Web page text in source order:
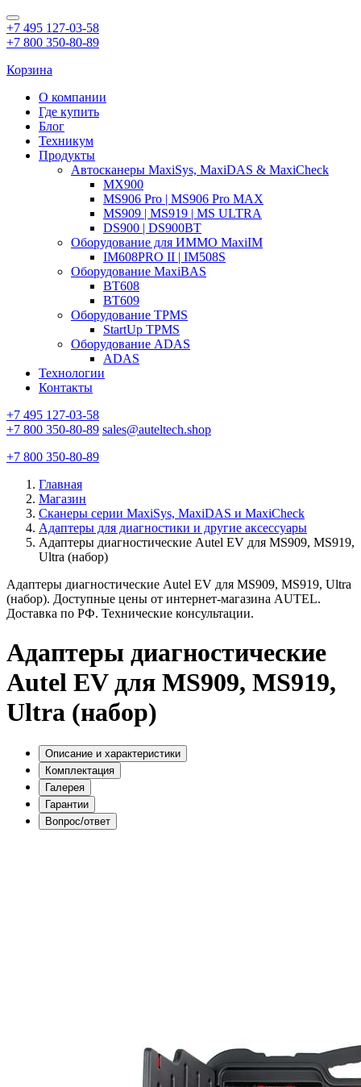
+7 495 127-03-58
+7 800 350-80-89
Корзина
О компании
Где купить
Блог
Техникум
Продукты
Автосканеры MaxiSys, MaxiDAS & MaxiCheck
MX900
MS906 Pro | MS906 Pro MAX
MS909 | MS919 | MS ULTRA
DS900 | DS900BT
Оборудование для ИММО MaxiIM
IM608PRO II | IM508S
Оборудование MaxiBAS
BT608
BT609
Оборудование TPMS
StartUp TPMS
Оборудование ADAS
ADAS
Технологии
Контакты
+7 495 127-03-58
+7 800 350-80-89 sales@auteltech.shop
+7 800 350-80-89
Главная
Магазин
Сканеры серии MaxiSys, MaxiDAS и MaxiCheck
Адаптеры для диагностики и другие аксессуары
Адаптеры диагностические Autel EV для MS909, MS919,
Ultra (набор)
Адаптеры диагностические Autel EV для MS909, MS919, Ultra
(набор). Доступные цены от интернет-магазина AUTEL.
Доставка по РФ. Технические консультации.
Адаптеры диагностические
Autel EV для MS909, MS919,
Ultra (набор)
Описание и характеристики
Комплектация
Галерея
Гарантии
Вопрос/ответ